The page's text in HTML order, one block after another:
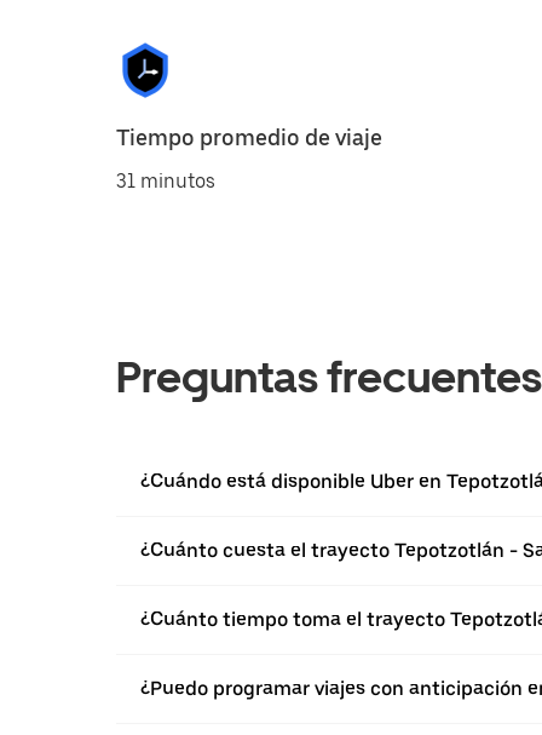
Tiempo promedio de viaje
31 minutos
Preguntas frecuentes
¿Cuándo está disponible Uber en
¿Cuánto cuesta el trayecto Tepotzotlán -
¿Cuánto tiempo toma el trayecto
¿Puedo programar viajes con anticipación